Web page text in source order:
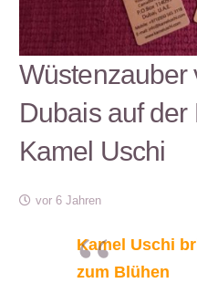
Wüstenzauber
Dubais auf
Kamel Uschi
vor 6 Jahren
Kamel Uschi
zum Blühen